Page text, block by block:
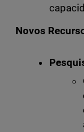
Novos